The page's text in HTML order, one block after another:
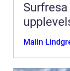
Malin